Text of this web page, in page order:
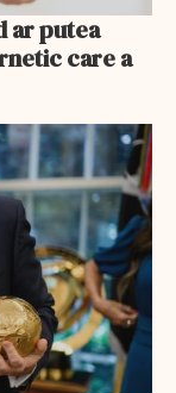
ar putea
care a